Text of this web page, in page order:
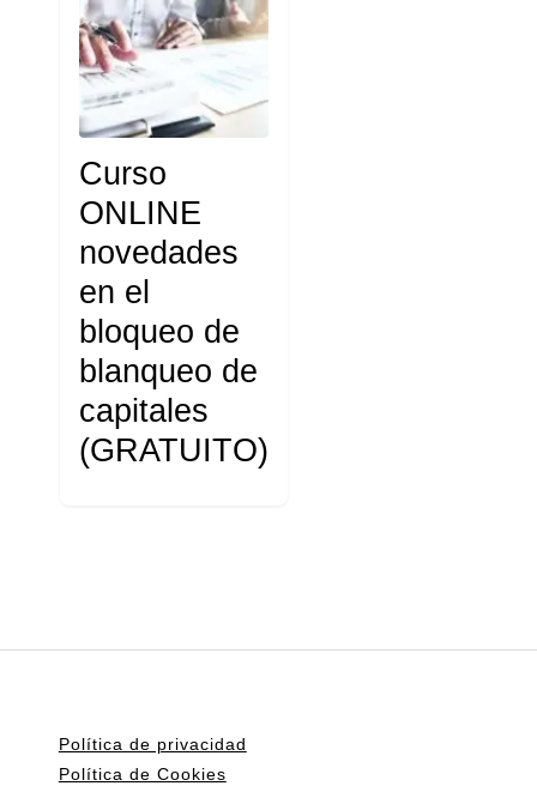
Curso
ONLINE
novedades
en el
bloqueo de
blanqueo de
capitales
(GRATUITO)
Política de privacidad
Política de Cookies